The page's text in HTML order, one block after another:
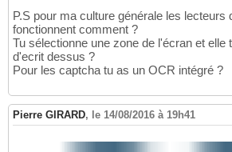
P.S pour ma culture générale les lecteurs
fonctionnent comment ?
Tu sélectionne une zone de l'écran et elle
d'ecrit dessus ?
Pour les captcha tu as un OCR intégré ?
Pierre GIRARD, le 14/08/2016 à 19h41